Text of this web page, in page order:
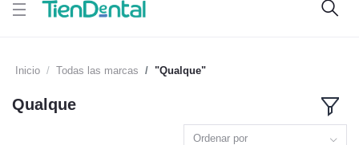
Inicio Todas las marcas "Qualque"
Qualque
Ordenar por